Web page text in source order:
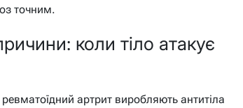
точним.
коли тіло атакує
артрит виробляють антитіла